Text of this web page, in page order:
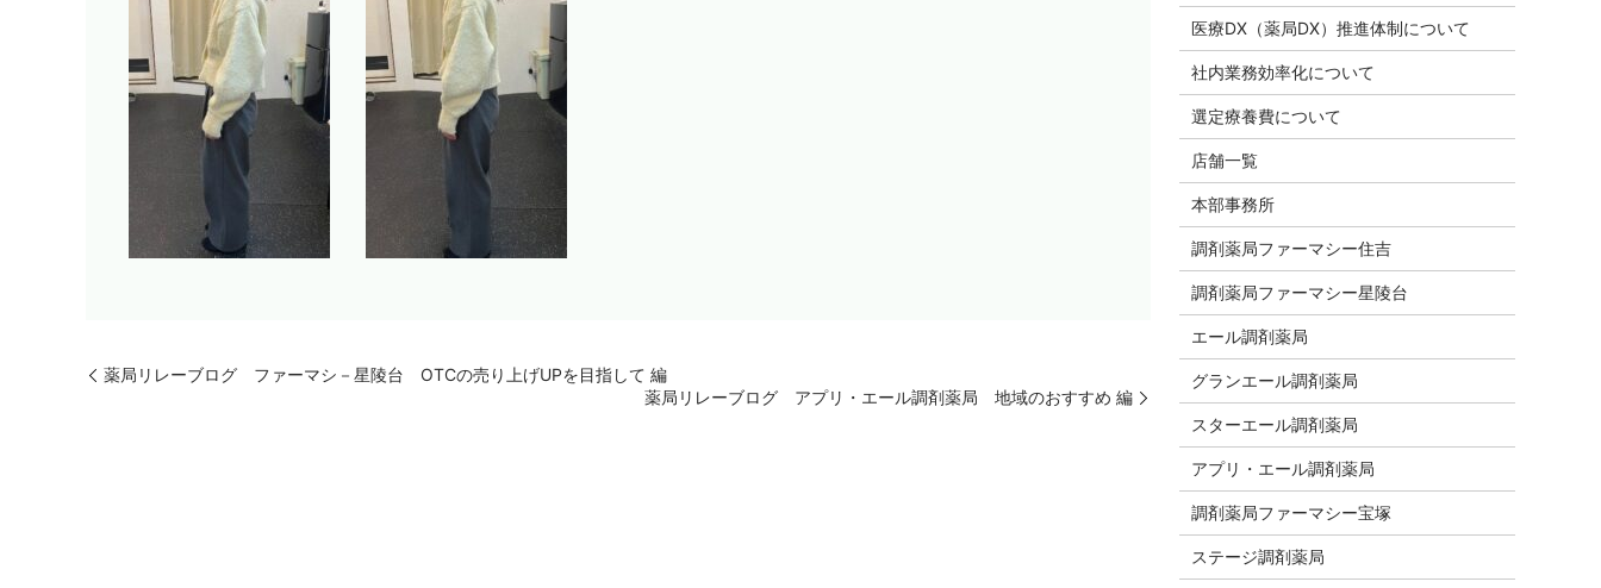
薬局リレーブログ ファーマシ－星陵台 OTCの売り上げUPを目指して 編
薬局リレーブログ アプリ・エール調剤薬局 地域のおすすめ 編
医療DX（薬局DX）推進体制について
社内業務効率化について
選定療養費について
店舗一覧
本部事務所
調剤薬局ファーマシー住吉
調剤薬局ファーマシー星陵台
エール調剤薬局
グランエール調剤薬局
スターエール調剤薬局
アプリ・エール調剤薬局
調剤薬局ファーマシー宝塚
ステージ調剤薬局